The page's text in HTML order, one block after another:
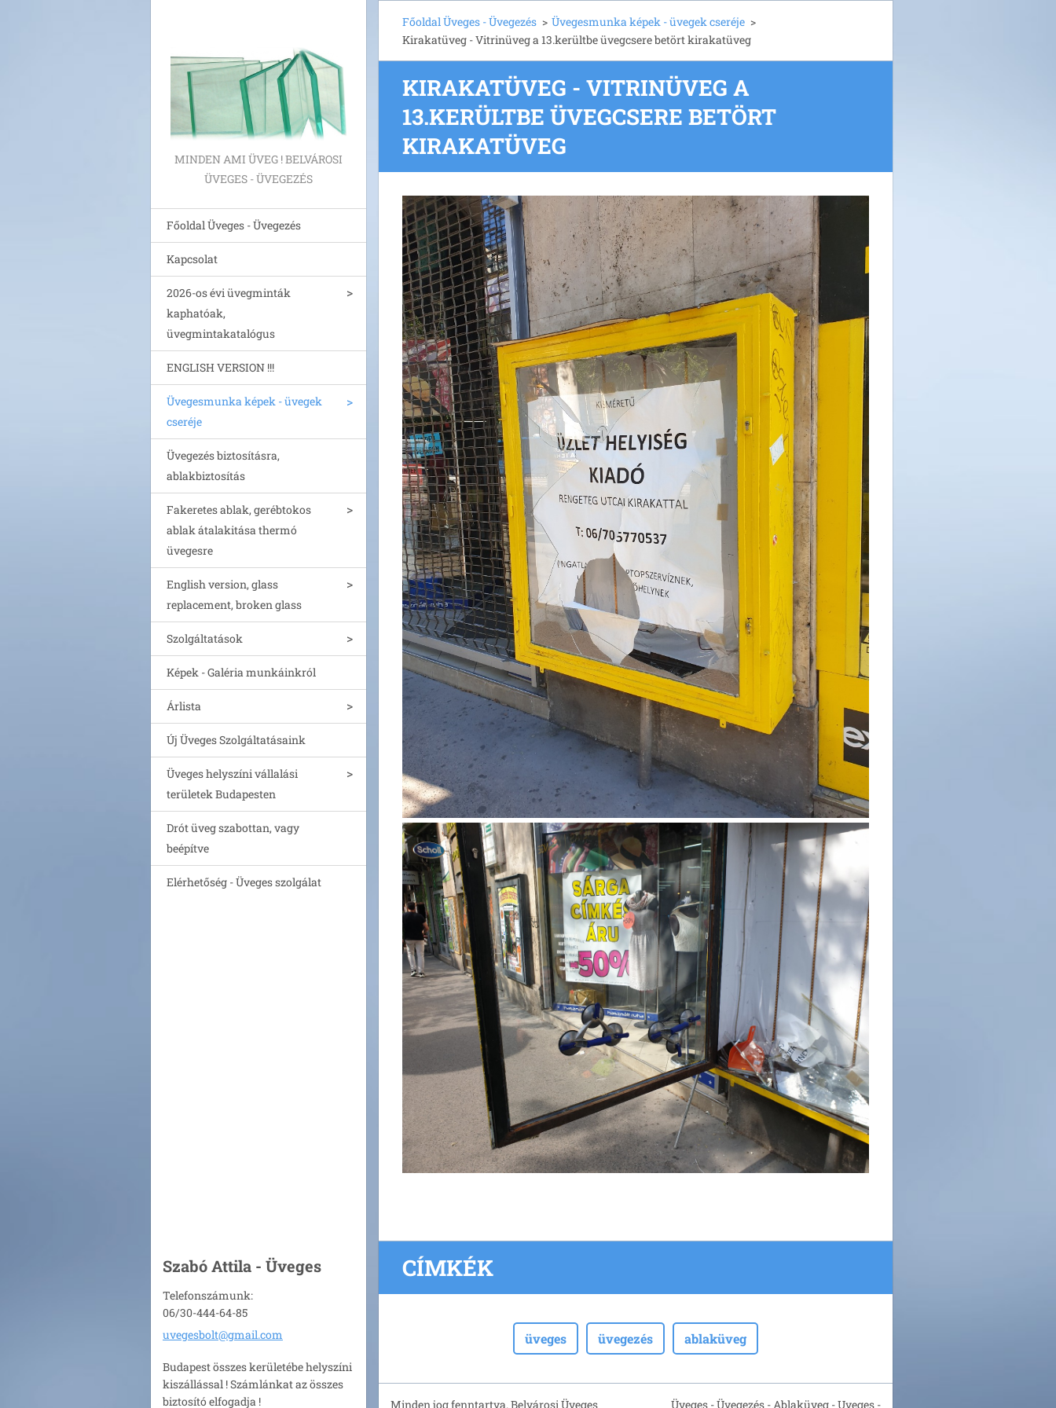
MINDEN AMI ÜVEG ! BELVÁROSI
ÜVEGES - ÜVEGEZÉS
Főoldal Üveges - Üvegezés
Kapcsolat
2026-os évi üvegminták
kaphatóak,
üvegmintakatalógus
ENGLISH VERSION !!!
Üvegesmunka képek - üvegek
cseréje
Üvegezés biztosításra,
ablakbiztosítás
Fakeretes ablak, gerébtokos
ablak átalakitása thermó
üvegesre
English version, glass
replacement, broken glass
Szolgáltatások
Képek - Galéria munkáinkról
Árlista
Új Üveges Szolgáltatásaink
Üveges helyszíni vállalási
területek Budapesten
Drót üveg szabottan, vagy
beépítve
Elérhetőség - Üveges szolgálat
Szabó Attila - Üveges
Telefonszámunk:
06/30-444-64-85
uvegesbolt@gmail.com
Budapest összes kerületébe helyszíni
kiszállással ! Számlánkat az összes
biztosító elfogadja !
Főoldal Üveges - Üvegezés > Üvegesmunka képek - üvegek cseréje >
Kirakatüveg - Vitrinüveg a 13.kerültbe üvegcsere betört kirakatüveg
KIRAKATÜVEG - VITRINÜVEG A
13.KERÜLTBE ÜVEGCSERE BETÖRT
KIRAKATÜVEG
CÍMKÉK
üveges üvegezés ablaküveg
Minden jog fenntartva. Belvárosi Üveges Üveges - Üvegezés - Ablaküveg - Uveges -